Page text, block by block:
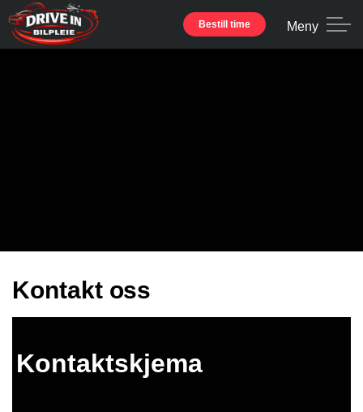
Bestill time Meny
Kontakt oss
Kontaktskjema